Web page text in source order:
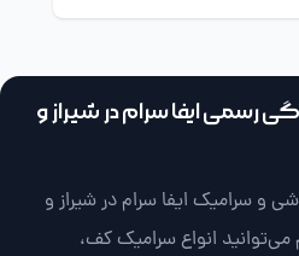
رسمی ایفا سرام در شیراز و
و سرامیک ایفا سرام در شیراز و
انواع سرامیک کف،